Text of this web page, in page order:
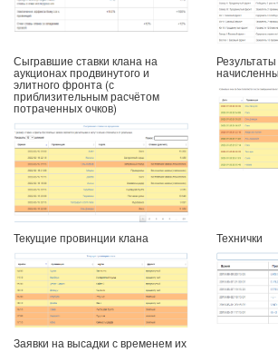
Сыгравшие ставки клана на
аукционах продвинутого и
элитного фронта (с
приблизительным расчётом
потраченных очков)
Текущие провинции клана Технички
Заявки на высадки с временем их